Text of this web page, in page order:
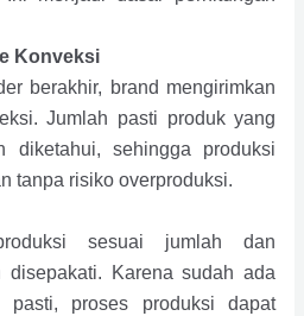
Konveksi
berakhir, brand mengirimkan
Jumlah pasti produk yang
diketahui, sehingga produksi
tanpa risiko overproduksi.
sesuai jumlah dan
disepakati. Karena sudah ada
pasti, proses produksi dapat